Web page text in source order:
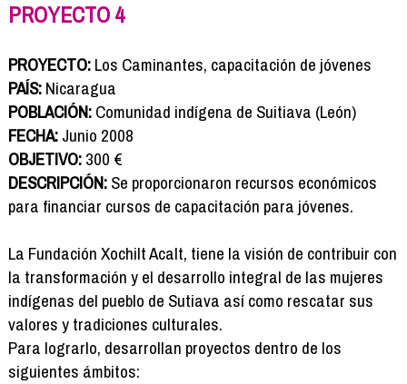
Contactar
PROYECTO 4
PROYECTO:Los Caminantes, capacitación de jóvenes
PAÍS:Nicaragua
POBLACIÓN:Comunidad indígena de Suitiava (León)
FECHA:Junio 2008
OBJETIVO:300 €
DESCRIPCIÓN:Se proporcionaron recursos económicos
para financiar cursos de capacitación para jóvenes.
La Fundación Xochilt Acalt, tiene la visión de contribuir con
la transformación y el desarrollo integral de las mujeres
indígenas del pueblo de Sutiava así como rescatar sus
valores y tradiciones culturales.
Para lograrlo, desarrollan proyectos dentro de los
siguientes ámbitos: